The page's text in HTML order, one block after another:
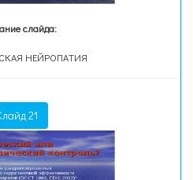
слайда:
НЕЙРОПАТИЯ
21